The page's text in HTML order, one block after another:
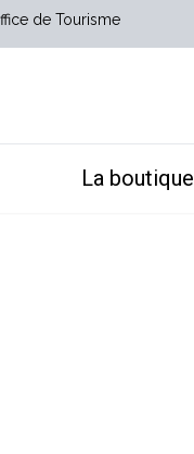
de Tourisme
La boutique